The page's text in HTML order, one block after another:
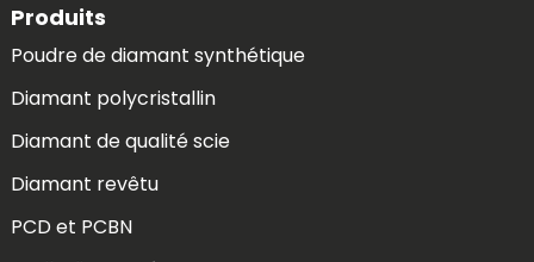
Produits
Poudre de diamant synthétique
Diamant polycristallin
Diamant de qualité scie
Diamant revêtu
PCD et PCBN